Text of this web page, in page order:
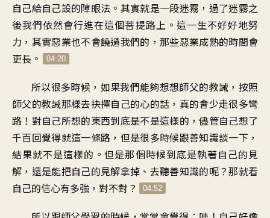
自己給自己設的障眼法。其實就是一段迷霧，過了迷霧之
後我們依然會行進在這個菩提路上。這一生不好好地努
力，其實惡業也不會饒過我們的，那些惡業成熟的時間會
更長。
04:20
所以很多時候，如果我們能夠想想師父的教誡，按照
師父的教誡那樣去抉擇自己的心的話，真的會少走很多彎
路！對自己所想的東西到底是不是這樣的，儘管自己想了
千百回覺得就這一條路，但是很多時候跟善知識談一下，
結果就不是這樣的。但是那個時候到底是執著自己的見
解，還是能把自己的見解拿掉、去聽善知識的呢？那就看
自己的信心有多強，對不對？
04:52